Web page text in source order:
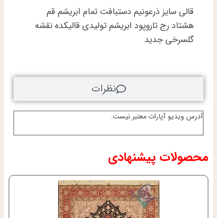
قالیکده
عدد
آدرس ویدیو آپارات معتبر نیست.
نظرات
قالی سایز ذرعونیم دستبافت تمام ابریشم قم
هشتاد رج تاروپود ابریشم تولیدی قالیکده نقشه
گلسرخی جدید
محصولات پیشنهادی